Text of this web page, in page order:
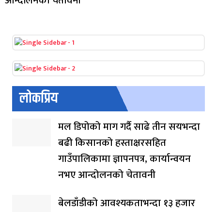
लोकप्रिय
मल डिपोको माग गर्दै साढे तीन सयभन्दा
बढी किसानको हस्ताक्षरसहित
गाउँपालिकामा ज्ञापनपत्र, कार्यान्वयन
नभए आन्दोलनको चेतावनी
बेलडाँडीको आवश्यकताभन्दा १३ हजार